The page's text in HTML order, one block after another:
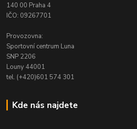
140 00 Praha 4
IČO: 09267701
Provozovna:
Sportovní centrum Luna
SNP 2206
Louny 44001
tel. (+420)601 574 301
Kde nás najdete